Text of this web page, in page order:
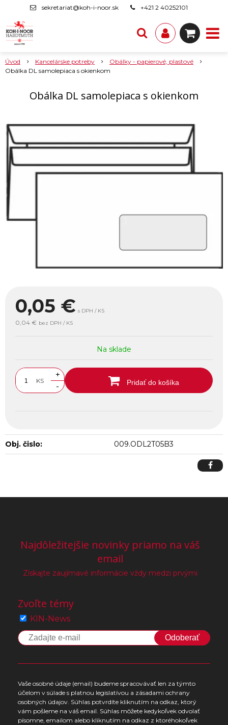
sekretariat@koh-i-noor.sk +421 2 40252101
Úvod Kancelárske potreby
Obálky - papierové, plastové
Obálka DL samolepiaca s okienkom
Obálka DL samolepiaca s okienkom
0,05 € s DPH / KS
0,04 € bez DPH / KS
Na sklade
KS
+
-
Pridať do košíka
Obj. čislo: 009.ODL2T05B3
Najdôležitejšie novinky priamo na váš
email
Získajte zaujímavé informácie vždy medzi prvými
Zvoľte témy
KIN-News
Odoberať
Vaše osobné údaje (email) budeme spracovávať len za týmto
účelom v súlade s platnou legislatívou a zásadami ochrany
osobných údajov. Súhlas potvrdíte kliknutím na odkaz, ktorý
vám pošleme na váš email. Súhlas môžete kedykoľvek odvolať
písomne, emailom alebo kliknutím na odkaz z ktoréhokoľvek